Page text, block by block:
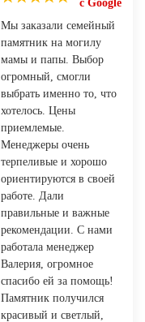
с Google
Мы заказали семейный
памятник на могилу
мамы и папы. Выбор
огромный, смогли
выбрать именно то, что
хотелось. Цены
приемлемые.
Менеджеры очень
терпеливые и хорошо
ориентируются в своей
работе. Дали
правильные и важные
рекомендации. С нами
работала менеджер
Валерия, огромное
спасибо ей за помощь!
Памятник получился
красивый и светлый,